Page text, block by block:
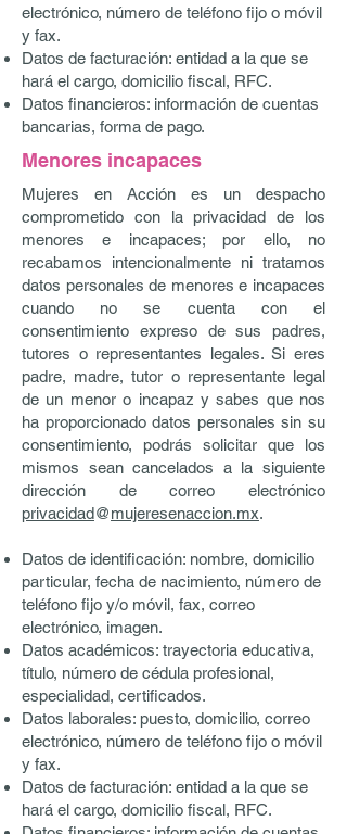
electrónico, número de teléfono fijo o móvil
y fax.
Datos de facturación: entidad a la que se
hará el cargo, domicilio fiscal, RFC.
Datos financieros: información de cuentas
bancarias, forma de pago.
Menores incapaces
Mujeres en Acción es un despacho
comprometido con la privacidad de los
menores e incapaces; por ello, no
recabamos intencionalmente ni tratamos
datos personales de menores e incapaces
cuando no se cuenta con el
consentimiento expreso de sus padres,
tutores o representantes legales. Si eres
padre, madre, tutor o representante legal
de un menor o incapaz y sabes que nos
ha proporcionado datos personales sin su
consentimiento, podrás solicitar que los
mismos sean cancelados a la siguiente
dirección de correo electrónico
privacidad@mujeresenaccion.mx.
Datos de identificación: nombre, domicilio
particular, fecha de nacimiento, número de
teléfono fijo y/o móvil, fax, correo
electrónico, imagen.
Datos académicos: trayectoria educativa,
título, número de cédula profesional,
especialidad, certificados.
Datos laborales: puesto, domicilio, correo
electrónico, número de teléfono fijo o móvil
y fax.
Datos de facturación: entidad a la que se
hará el cargo, domicilio fiscal, RFC.